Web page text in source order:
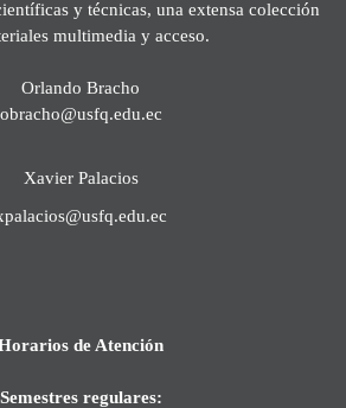
y técnicas, una extensa colección
multimedia y acceso.
Orlando Bracho
obracho@usfq.edu.ec
Xavier Palacios
de Atención
Semestres regulares: